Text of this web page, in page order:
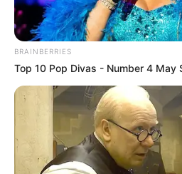
HIBURAN
14 Karakter
BRAINBERRIES
Top 10 Pop Divas - Number 4 May